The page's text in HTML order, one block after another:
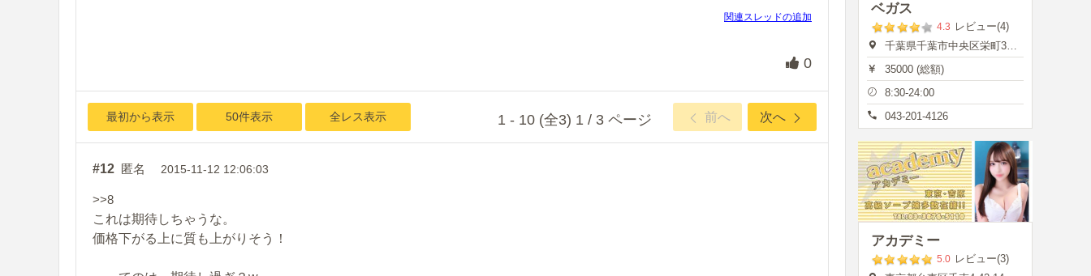
関連スレッドの追加
0
最初から表示 50件表示 全レス表示 1 - 10 (全3) 1 / 3 ページ 前へ 次へ
#12 匿名 2015-11-12 12:06:03
>>8
これは期待しちゃうな。
価格下がる上に質も上がりそう！
ベガス
4.3 レビュー(4)
千葉県千葉市中央区栄町35-7
35000 (総額)
8:30-24:00
043-201-4126
アカデミー
5.0 レビュー(3)